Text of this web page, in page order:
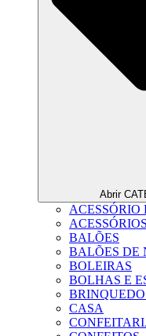
Abrir
ACESSÓRIO
BALÕES
BALÕES DE
BOLEIRAS
BOLHAS E
CASA